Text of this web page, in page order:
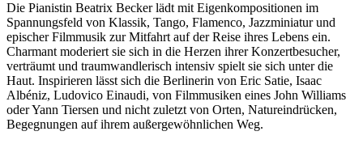
Die Pianistin Beatrix Becker lädt mit Eigenkompositionen im
Spannungsfeld von Klassik, Tango, Flamenco, Jazzminiatur und
epischer Filmmusik zur Mitfahrt auf der Reise ihres Lebens ein.
Charmant moderiert sie sich in die Herzen ihrer Konzertbesucher,
verträumt und traumwandlerisch intensiv spielt sie sich unter die
Haut. Inspirieren lässt sich die Berlinerin von Eric Satie, Isaac
Albéniz, Ludovico Einaudi, von Filmmusiken eines John Williams
oder Yann Tiersen und nicht zuletzt von Orten, Natureindrücken,
Begegnungen auf ihrem außergewöhnlichen Weg.